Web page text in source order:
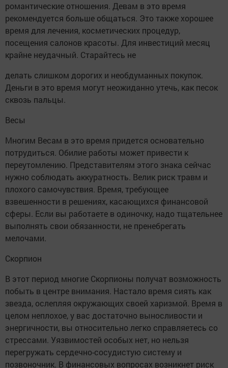
романтические отношения. Девам в это время
рекомендуется больше общаться. Это также хорошее
время для лечения, косметических процедур,
посещения салонов красоты. Для инвестиций месяц
крайне неудачный. Старайтесь не
делать слишком дорогих и необдуманных покупок.
Деньги в это время могут неожиданно утечь, как песок
сквозь пальцы.
Весы
Многим Весам в это время придется основательно
потрудиться. Обилие работы может привести к
переутомлению. Представителям этого знака сейчас
нужно соблюдать аккуратность. Велик риск травм и
плохого самочувствия. Время, требующее
взвешенности в решениях, касающихся финансовой
сферы. Если вы работаете в одиночку, надо тщательнее
выполнять свои обязанности, не пренебрегать
мелочами.
Скорпион
В этот период многие Скорпионы получат возможность
побыть в центре внимания. Настало время сиять как
звезда, ослепляя окружающих своей харизмой. Время в
целом неплохое, у вас достаточно выносливости и
энергичности, вы относительно легко справляетесь со
стрессами. Уязвимостей особых нет, но нельзя
перегружать сердечно-сосудистую систему и
позвоночник. В финансовых вопросах возникнет риск